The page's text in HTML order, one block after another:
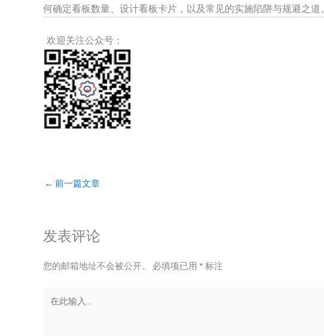
何确定看板数量、设计看板卡片，以及常见的实施陷阱与规避之道。
欢迎关注公众号：
← 前一篇文章
发表评论
您的邮箱地址不会被公开。 必填项已用 *标注
此